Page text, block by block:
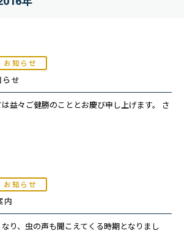
お知らせ
せ
益々ご健勝のこととお慶び申し上げます。 さ
お知らせ
内
り、虫の声も聞こえてくる時期となりまし